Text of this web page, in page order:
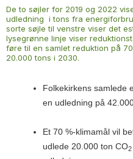
De to søjler for 2019 og 2022
udledning i tons fra
sorte søjle til venstre viser det
lysegrønne linje viser
føre til en samlet reduktion på
20.000 tons i 2030.
Folkekirkens samlede
en udledning på
Et 70 %-klimamål vil
udlede 20.000 ton CO2